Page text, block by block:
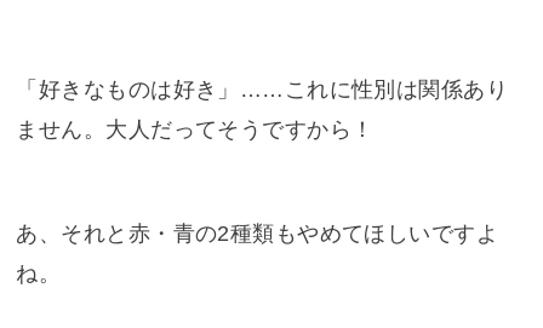
「好きなものは好き」……これに性別は関係あり
ません。大人だってそうですから！
あ、それと赤・青の2種類もやめてほしいですよ
ね。